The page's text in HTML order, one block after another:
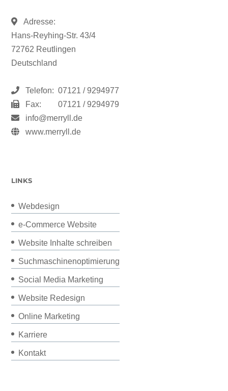
Adresse:
Hans-Reyhing-Str. 43/4
72762 Reutlingen
Deutschland
Telefon: 07121 / 9294977
Fax:
07121 / 9294979
info@merryll.de
www.merryll.de
LINKS
Webdesign
e-Commerce Website
Website Inhalte schreiben
Suchmaschinenoptimierung
Social Media Marketing
Website Redesign
Online Marketing
Karriere
Kontakt